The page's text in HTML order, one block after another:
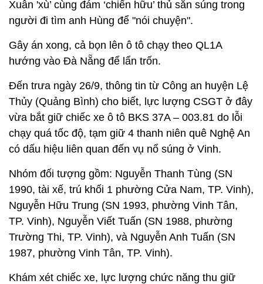
Xuân 'xù’ cùng đám ‘chiến hữu’ thủ sẵn súng trong
người đi tìm anh Hùng để "nói chuyện".
Gây án xong, cả bọn lên ô tô chạy theo QL1A
hướng vào Đà Nẵng để lẩn trốn.
Đến trưa ngày 26/9, thông tin từ Công an huyện Lệ
Thủy (Quảng Bình) cho biết, lực lượng CSGT ở đây
vừa bắt giữ chiếc xe ô tô BKS 37A – 003.81 do lỗi
chạy quá tốc độ, tạm giữ 4 thanh niên quê Nghệ An
có dấu hiệu liên quan đến vụ nổ súng ở Vinh.
Nhóm đối tượng gồm: Nguyễn Thanh Tùng (SN
1990, tài xế, trú khối 1 phường Cửa Nam, TP. Vinh),
Nguyễn Hữu Trung (SN 1993, phường Vinh Tân,
TP. Vinh), Nguyễn Viết Tuấn (SN 1988, phường
Trường Thi, TP. Vinh), và Nguyễn Anh Tuấn (SN
1987, phường Vinh Tân, TP. Vinh).
Khám xét chiếc xe, lực lượng chức năng thu giữ